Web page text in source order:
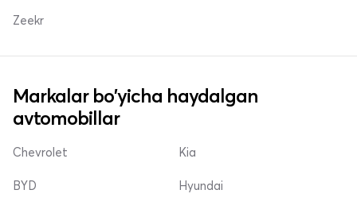
Zeekr
Markalar bo'yicha haydalgan
avtomobillar
Chevrolet
BYD
Kia
Hyundai